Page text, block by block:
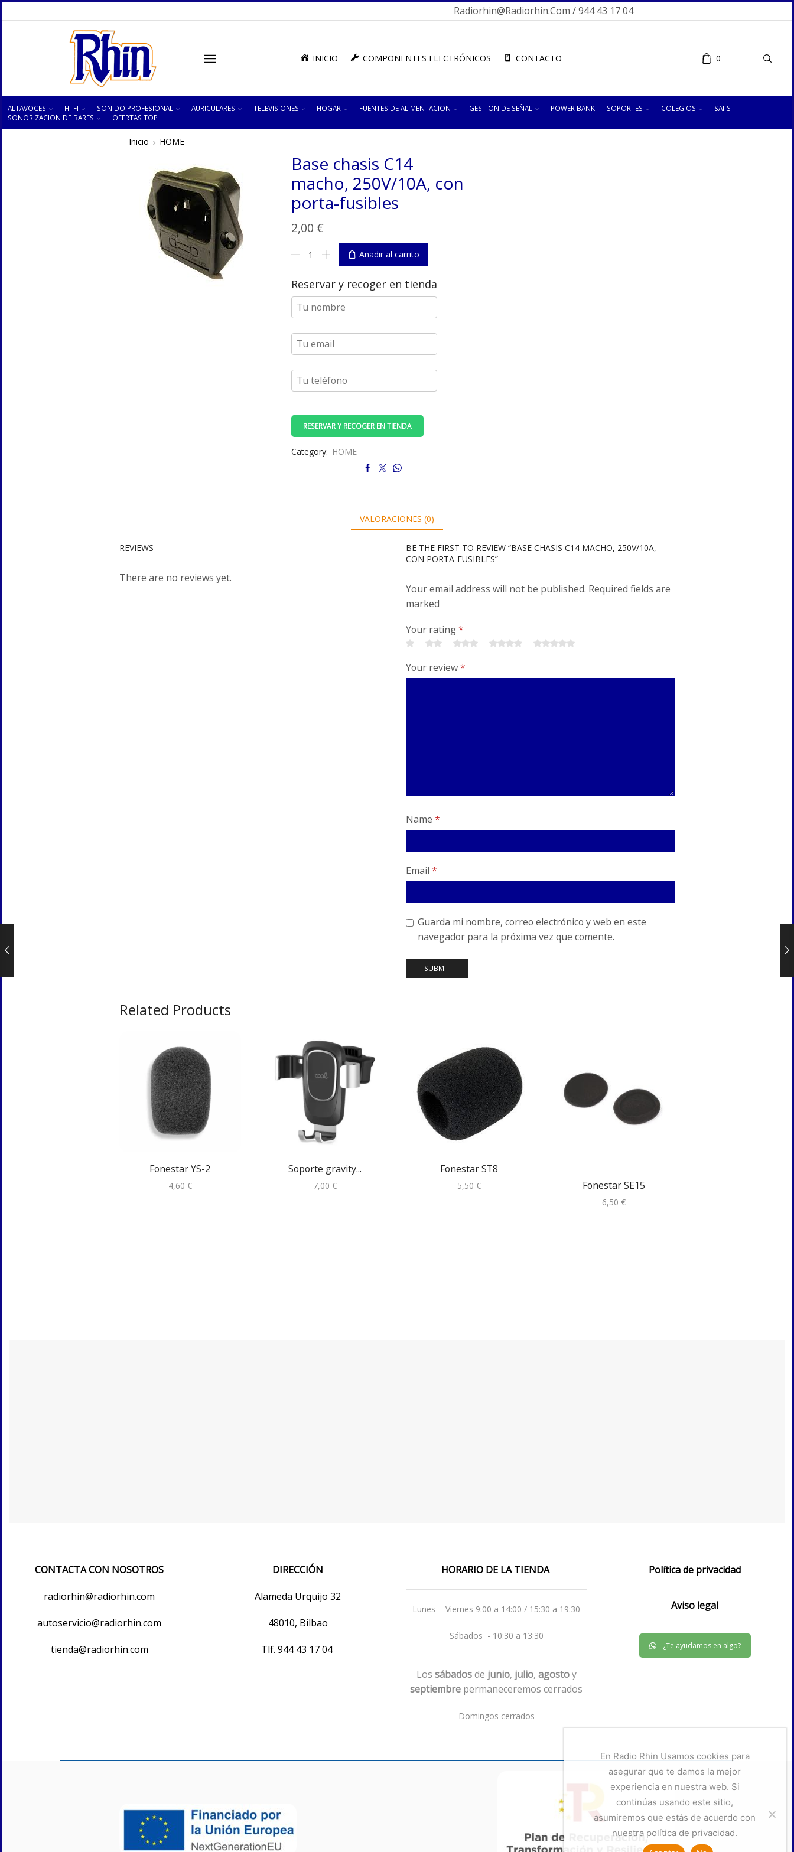
Radiorhin@radiorhin.com / 944 43 17 04
INICIO COMPONENTES ELECTRÓNICOS CONTACTO 0
ALTAVOCES HI-FI SONIDO PROFESIONAL AURICULARES TELEVISIONES HOGAR FUENTES DE ALIMENTACION GESTION DE SEÑAL POWER BANK SOPORTES COLEGIOS
SAI-S
SONORIZACION DE BARES
OFERTAS TOP
Inicio HOME
Base chasis C14
macho, 250V/10A, con
porta-fusibles
2,00 €
chasis
macho,
250V/10A,
con
porta-
fusibles
cantidad
Añadir al carrito
Reservar y recoger en tienda
RESERVAR Y RECOGER EN TIENDA
Category: HOME
VALORACIONES (0)
REVIEWS
There are no reviews yet.
BE THE FIRST TO REVIEW “BASE CHASIS C14 MACHO, 250V/10A,
CON PORTA-FUSIBLES”
Your email address will not be published. Required fields are
marked
Your rating*
Your review*
Name *
Email *
Guarda mi nombre, correo electrónico y web en este
navegador para la próxima vez que comente.
Related Products
Fonestar YS-2
4,60 €
Soporte gravity...
7,00 €
Fonestar ST8
5,50€ Fonestar SE15
6,50€
CONTACTA CON NOSOTROS
radiorhin@radiorhin.com
autoservicio@radiorhin.com
tienda@radiorhin.com
DIRECCIÓN
Alameda Urquijo 32
48010, Bilbao
Tlf. 944 43 17 04
HORARIO DE LA TIENDA
Lunes - Viernes 9:00 a 14:00 / 15:30 a 19:30
Sábados - 10:30 a 13:30
Los sábadosde junio, julio, agostoy
septiembre permaneceremos cerrados
- Domingos cerrados -
Política de privacidad
Aviso legal
¿Te ayudamos en algo?
En Radio Rhin Usamos cookies para
asegurar que te damos la mejor
experiencia en nuestra web. Si
continúas usando este sitio,
asumiremos que estás de acuerdo con
nuestra política de privacidad.